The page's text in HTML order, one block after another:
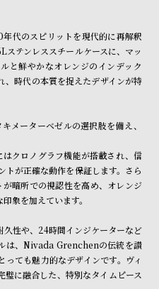
のスピリットを現代的に再解釈
テンレススチールケースに、マッ
と鮮やかなオレンジのインデック
、時代の本質を捉えたデザインが特
メーターベゼルの選択肢を備え、
クロノグラフ機能が搭載され、信
が正確な動作を保証します。さら
暗所での視認性を高め、オレンジ
象を加えています。
性や、24時間インジケーターなど
は、Nivada Grenchenの伝統を讃
ても魅力的なデザインです。ヴィ
璧に融合した、特別なタイムピース